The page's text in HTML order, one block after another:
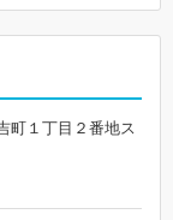
町１丁目２番地ス